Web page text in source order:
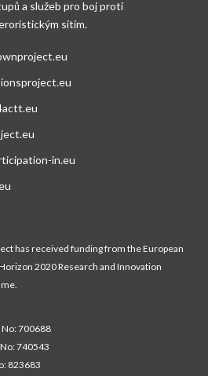
a služeb pro boj proti
sítím.
in.eu
has received funding from the European
2020 Research and Innovation
700688
740543
823683